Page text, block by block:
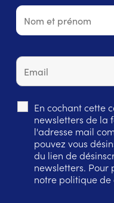
En cochant cette
newsletters de la
l'adresse mail
pouvez vous
du lien de
newsletters. Pour
notre politique